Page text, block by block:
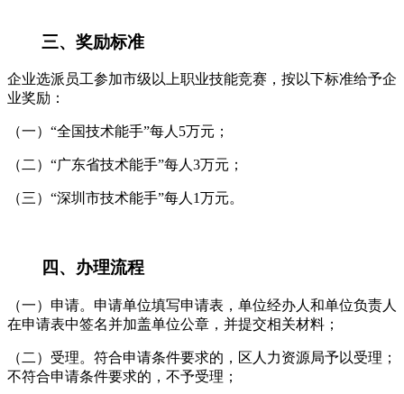
三、奖励标准
企业选派员工参加市级以上职业技能竞赛，按以下标准给予企
业奖励：
（一）“全国技术能手”每人5万元；
（二）“广东省技术能手”每人3万元；
（三）“深圳市技术能手”每人1万元。
四、办理流程
（一）申请。申请单位填写申请表，单位经办人和单位负责人
在申请表中签名并加盖单位公章，并提交相关材料；
（二）受理。符合申请条件要求的，区人力资源局予以受理；
不符合申请条件要求的，不予受理；